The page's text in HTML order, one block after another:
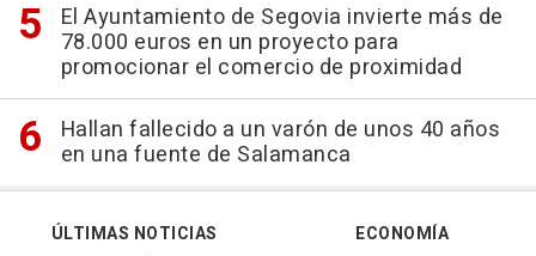
El Ayuntamiento de Segovia invierte más de
78.000 euros en un proyecto para
promocionar el comercio de proximidad
Hallan fallecido a un varón de unos 40 años
en una fuente de Salamanca
ÚLTIMAS NOTICIAS
ECONOMÍA